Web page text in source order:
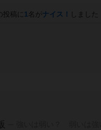
投稿に 1 名がナイス！ しました